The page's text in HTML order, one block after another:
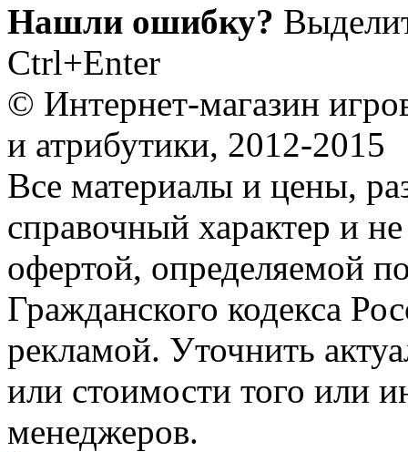
Нашли ошибку?
Ctrl+Enter
© Интернет-магазин
и атрибутики, 2012-2015
Все материалы и цены,
справочный характер и
офертой, определяемой
Гражданского кодекса
рекламой. Уточнить
или стоимости того или
менеджеров.